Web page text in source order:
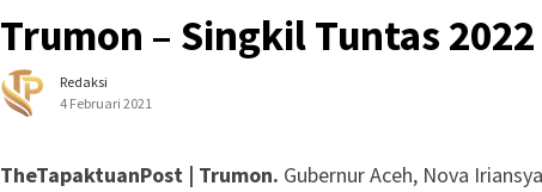
Trumon – Singkil Tuntas 2022
Redaksi
4 Februari 2021
TheTapaktuanPost | Trumon. Gubernur Aceh, Nova